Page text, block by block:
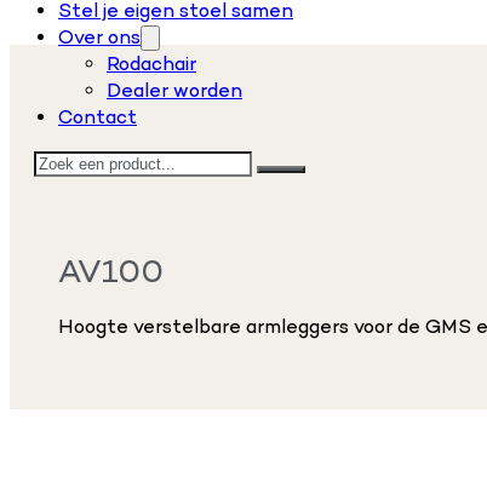
Stel je eigen stoel samen
Over ons
Rodachair
Dealer worden
Contact
Zoeken
AV100
Hoogte verstelbare armleggers voor de GMS